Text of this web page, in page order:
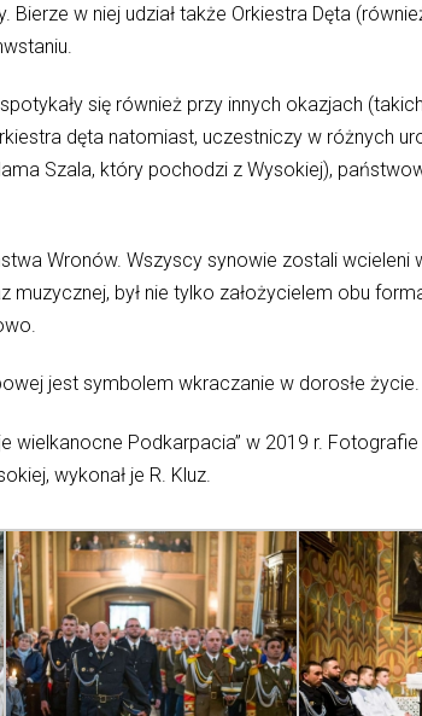
w niej udział także Orkiestra Dęta
się również przy innych okazjach
dęta natomiast, uczestniczy w różnych
Szala, który pochodzi z Wysokiej),
Wronów. Wszyscy synowie zostali wcieleni
muzycznej, był nie tylko założycielem obu
jest symbolem wkraczanie w dorosłe życie.
wielkanocne Podkarpacia” w 2019 r.
wykonał je R. Kluz.